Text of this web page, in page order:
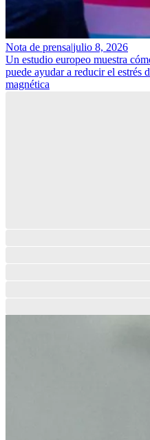
Nota de prensa|julio 8, 2026
Un estudio europeo muestra
puede ayudar a reducir el estrés
magnética